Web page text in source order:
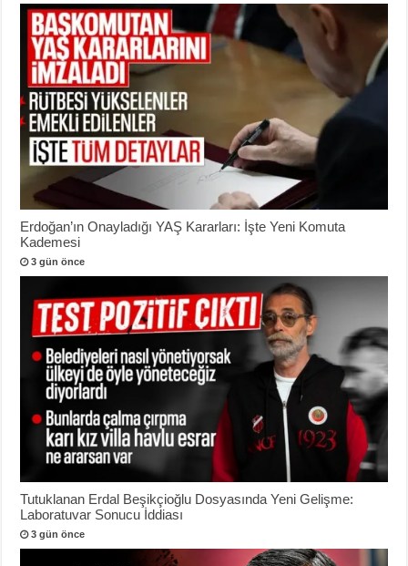
Erdoğan’ın Onayladığı YAŞ Kararları: İşte Yeni Komuta
Kademesi
3 gün önce
Tutuklanan Erdal Beşikçioğlu Dosyasında Yeni Gelişme:
Laboratuvar Sonucu İddiası
3 gün önce